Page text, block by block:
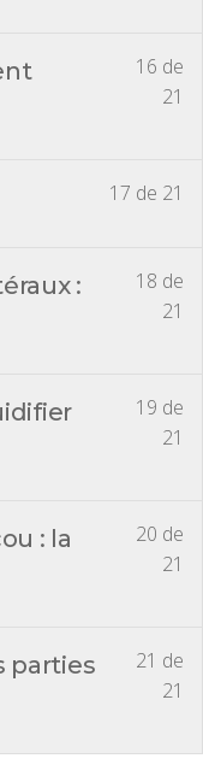
16 de
21
17 de 21
18 de
21
:
19 de
21
20 de
21
: la
21 de
21
parties